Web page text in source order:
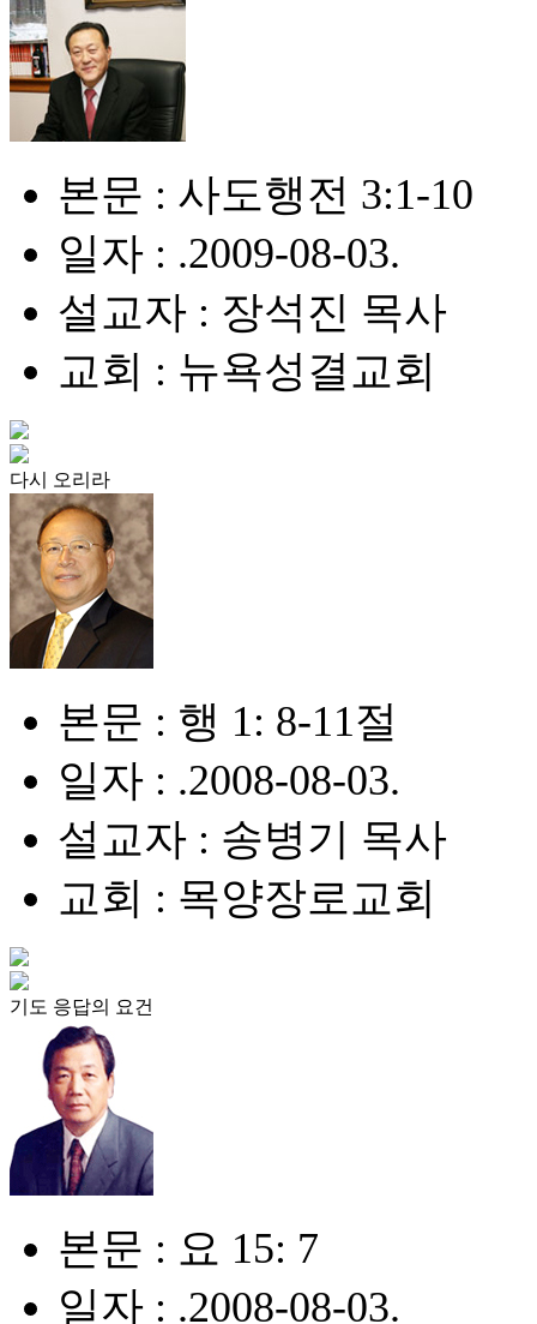
본문 : 사도행전 3:1-10
일자 : .2009-08-03.
설교자 : 장석진 목사
교회 : 뉴욕성결교회
다시 오리라
본문 : 행 1: 8-11절
일자 : .2008-08-03.
설교자 : 송병기 목사
교회 : 목양장로교회
기도 응답의 요건
본문 : 요 15: 7
일자 : .2008-08-03.